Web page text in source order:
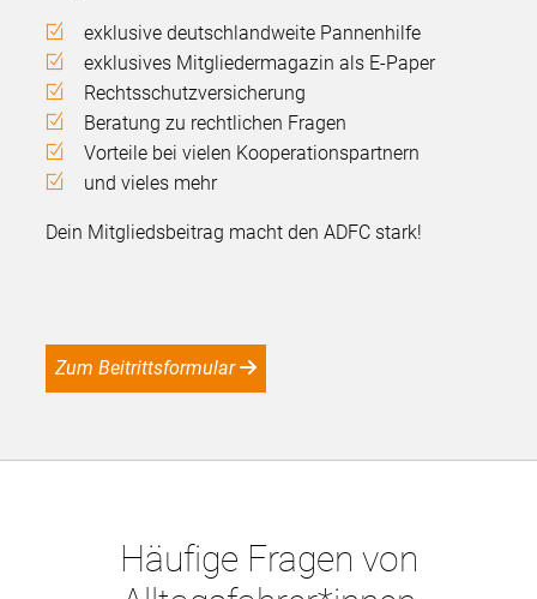
exklusive deutschlandweite Pannenhilfe
exklusives Mitgliedermagazin als E-Paper
Rechtsschutzversicherung
Beratung zu rechtlichen Fragen
Vorteile bei vielen Kooperationspartnern
und vieles mehr
Dein Mitgliedsbeitrag macht den ADFC stark!
Zum Beitrittsformular
Häufige Fragen von